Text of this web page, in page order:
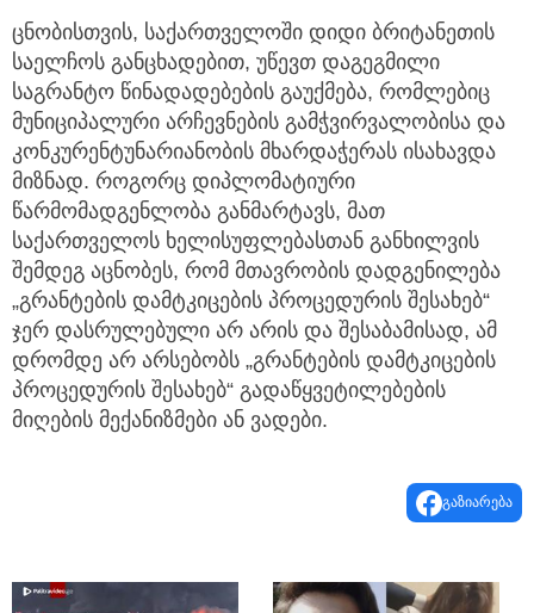
ცნობისთვის, საქართველოში დიდი ბრიტანეთის
საელჩოს განცხადებით, უწევთ დაგეგმილი
საგრანტო წინადადებების გაუქმება, რომლებიც
მუნიციპალური არჩევნების გამჭვირვალობისა და
კონკურენტუნარიანობის მხარდაჭერას ისახავდა
მიზნად. როგორც დიპლომატიური
წარმომადგენლობა განმარტავს, მათ
საქართველოს ხელისუფლებასთან განხილვის
შემდეგ აცნობეს, რომ მთავრობის დადგენილება
„გრანტების დამტკიცების პროცედურის შესახებ“
ჯერ დასრულებული არ არის და შესაბამისად, ამ
დრომდე არ არსებობს „გრანტების დამტკიცების
პროცედურის შესახებ“ გადაწყვეტილებების
მიღების მექანიზმები ან ვადები.
გაზიარება